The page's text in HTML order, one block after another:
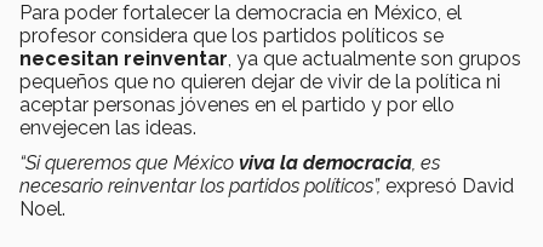
Para poder fortalecer la democracia en México, el
profesor considera que los partidos políticos se
necesitan reinventar, ya que actualmente son grupos
pequeños que no quieren dejar de vivir de la política ni
aceptar personas jóvenes en el partido y por ello
envejecen las ideas.
“Si queremos que México viva la democracia, es
necesario reinventar los partidos políticos”, expresó David
Noel.